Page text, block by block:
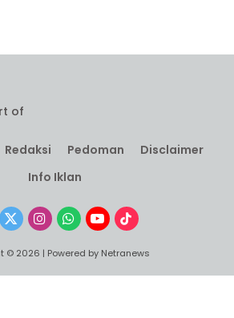
of
Redaksi Pedoman
Disclaimer
Info Iklan
X
InstagramWhatsApp
YouTubeTikTok
© 2026 | Powered by Netranews